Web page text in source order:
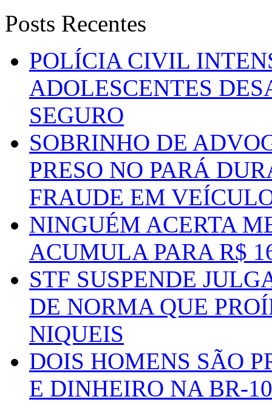
Posts Recentes
POLÍCIA CIVIL
ADOLESCENTES
SEGURO
SOBRINHO DE
PRESO NO PARÁ
FRAUDE EM
NINGUÉM ACERTA
ACUMULA PARA R$
STF SUSPENDE
DE NORMA QUE
NIQUEIS
DOIS HOMENS SÃO
E DINHEIRO NA BR-